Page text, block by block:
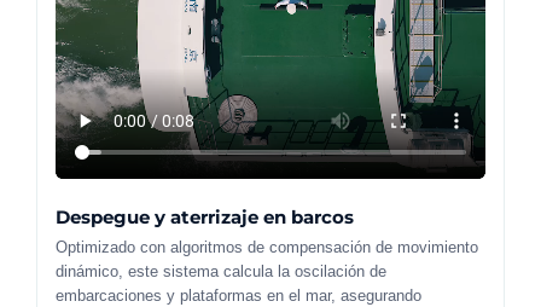
Despegue y aterrizaje en barcos
Optimizado con algoritmos de compensación de movimiento
dinámico, este sistema calcula la oscilación de
embarcaciones y plataformas en el mar, asegurando